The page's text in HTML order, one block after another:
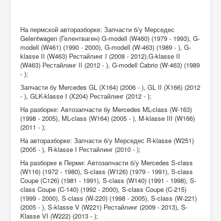
На пермской авторазборке: Запчасти б/у Мерседес
Gelentwagen (Гелентваген) G-modell (W460) (1979 - 1993), G-
modell (W461) (1990 - 2000), G-modell (W-463) (1989 - ), G-
klasse II (W463) Рестайлинг I (2008 - 2012),G-klasse II
(W463) Рестайлинг II (2012 - ), G-modell Cabrio (W-463) (1989
- );
Запчасти бу Mercedes GL (X164) (2006 - ), GL II (X166) (2012
- ), GLK-klasse I (X204) Рестайлинг (2012 - );
На разборке: Автозапчасти бу Mercedes ML-class (W-163)
(1998 - 2005), ML-class (W164) (2005 - ), M-klasse III (W166)
(2011 - );
На авторазборке: Запчасти б/у Мерседес R-klasse (W251)
(2005 - ), R-klasse I Рестайлинг (2010 - );
На разборке в Перми: Автозапчасти б/у Mercedes S-class
(W116) (1972 - 1980), S-class (W126) (1979 - 1991), S-class
Coupe (C126) (1981 - 1991), S-class (W140) (1991 - 1998), S-
class Coupe (C-140) (1992 - 2000), S-class Coupe (C-215)
(1999 - 2000), S-class (W-220) (1998 - 2005), S-class (W-221)
(2005 - ), S-klasse V (W221) Рестайлинг (2009 - 2013), S-
Klasse VI (W222) (2013 - );